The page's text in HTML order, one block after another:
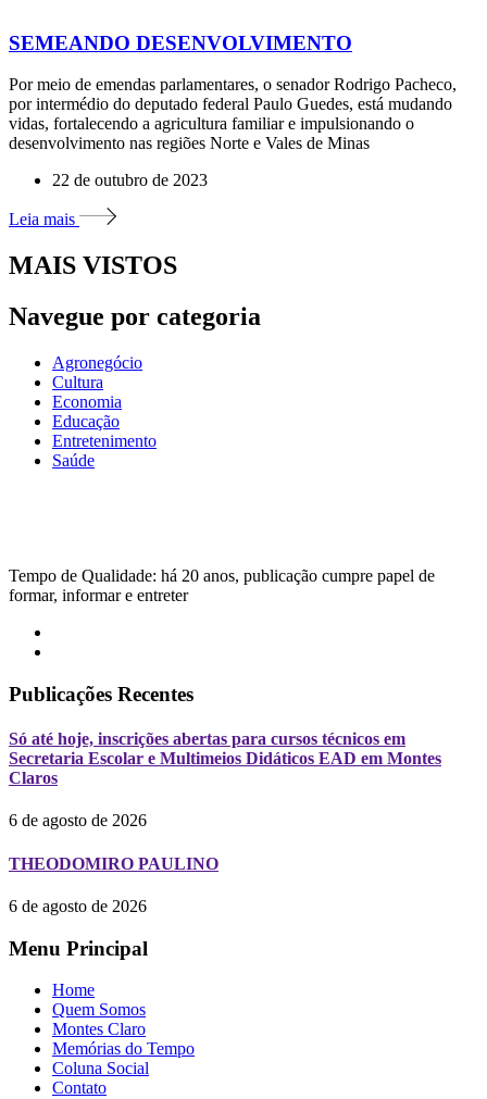
SEMEANDO DESENVOLVIMENTO
Por meio de emendas parlamentares, o senador Rodrigo Pacheco,
por intermédio do deputado federal Paulo Guedes, está mudando
vidas, fortalecendo a agricultura familiar e impulsionando o
desenvolvimento nas regiões Norte e Vales de Minas
22 de outubro de 2023
Leia mais
MAIS VISTOS
Navegue por categoria
Agronegócio
Cultura
Economia
Educação
Entretenimento
Saúde
Tempo de Qualidade: há 20 anos, publicação cumpre papel de
formar, informar e entreter
Publicações Recentes
Só até hoje, inscrições abertas para cursos técnicos em
Secretaria Escolar e Multimeios Didáticos EAD em Montes
Claros
6 de agosto de 2026
THEODOMIRO PAULINO
6 de agosto de 2026
Menu Principal
Home
Quem Somos
Montes Claro
Memórias do Tempo
Coluna Social
Contato